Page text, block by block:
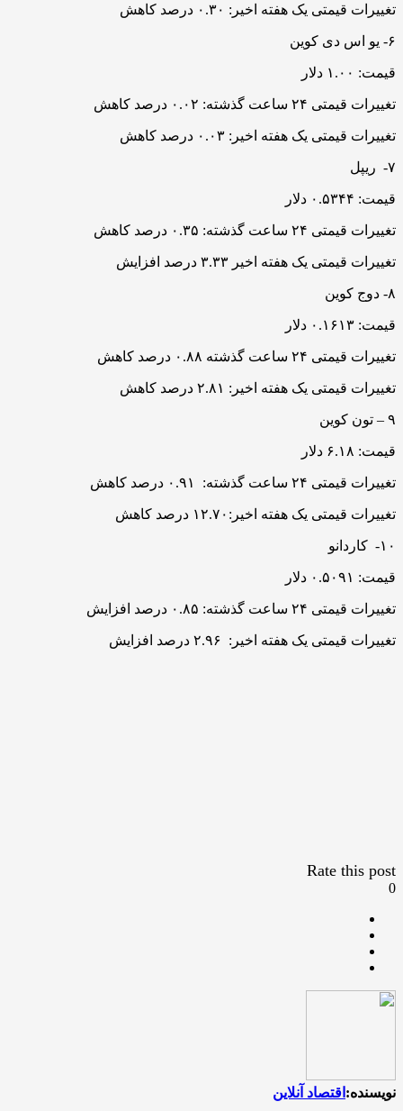
تغییرات قیمتی یک هفته اخیر: ۰.۳۰ درصد کاهش
۶- یو اس دی کوین
قیمت: ۱.۰۰ دلار
تغییرات قیمتی ۲۴ ساعت گذشته: ۰.۰۲ درصد کاهش
تغییرات قیمتی یک هفته اخیر: ۰.۰۳ درصد کاهش
۷- ریپل
قیمت: ۰.۵۳۴۴ دلار
تغییرات قیمتی ۲۴ ساعت گذشته: ۰.۳۵ درصد کاهش
تغییرات قیمتی یک هفته اخیر ۳.۳۳ درصد افزایش
۸- دوج کوین
قیمت: ۰.۱۶۱۳ دلار
تغییرات قیمتی ۲۴ ساعت گذشته ۰.۸۸ درصد کاهش
تغییرات قیمتی یک هفته اخیر: ۲.۸۱ درصد کاهش
۹ – تون کوین
قیمت: ۶.۱۸ دلار
تغییرات قیمتی ۲۴ ساعت گذشته: ۰.۹۱ درصد کاهش
تغییرات قیمتی یک هفته اخیر:۱۲.۷۰ درصد کاهش
۱۰- کاردانو
قیمت: ۰.۵۰۹۱ دلار
تغییرات قیمتی ۲۴ ساعت گذشته: ۰.۸۵ درصد افزایش
تغییرات قیمتی یک هفته اخیر: ۲.۹۶ درصد افزایش
Rate this post
0
نویسنده: اقتصاد آنلاین